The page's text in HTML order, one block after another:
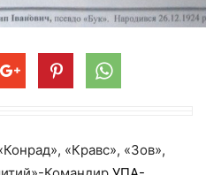
«Кравс», «Зов»,